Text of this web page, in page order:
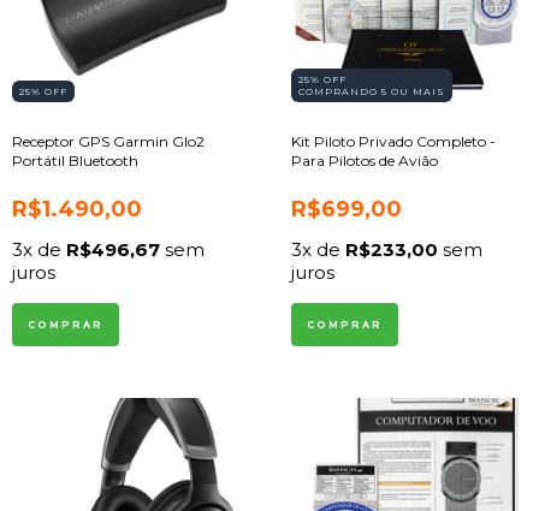
25% OFF
Receptor GPS Garmin Glo2
Portátil Bluetooth
R$1.490,00
3x de R$496,67 sem
juros
25% OFF
COMPRANDO 5 OU MAIS
Kit Piloto Privado Completo -
Para Pilotos de Avião
R$699,00
3x de R$233,00 sem
juros